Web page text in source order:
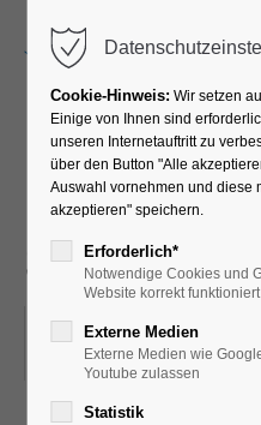
Lauftreff für
23.08.2025, 07:45
ORT: VOR DER
Cookie-Hinweis: Wir setzen
Einige von Ihnen sind
unseren Internetauftritt zu
über den Button "Alle
Auswahl vornehmen und diese
akzeptieren" speichern.
Erforderlich*
Notwendige Cookies und
Website korrekt funktioniert
Externe Medien
Externe Medien wie
Youtube zulassen
Statistik